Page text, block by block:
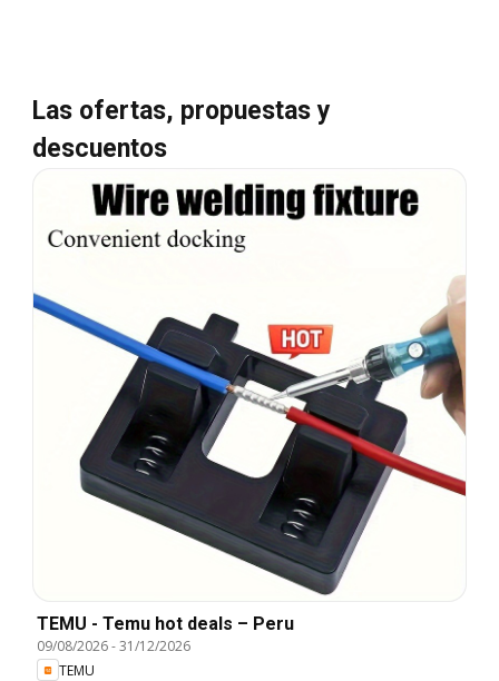
Las ofertas, propuestas y
descuentos
TEMU - Temu hot deals – Peru
09/08/2026-31/12/2026
TEMU